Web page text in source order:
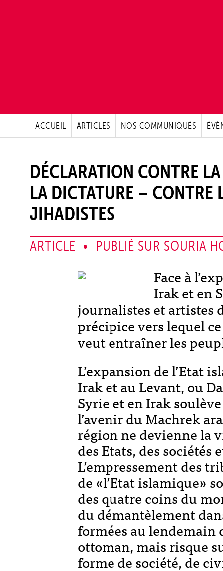
ACCUEIL ARTICLES NOS COMMUNIQUÉS
DÉCLARATION CONTRE
LA DICTATURE – CONTRE
JIHADISTES
ARTICLE • PUBLIÉ SUR SOURIA
Face à
Irak et en
journalistes et artistes
précipice vers lequel
veut entraîner les
L’expansion de l’Etat
Irak et au Levant, ou
Syrie et en Irak
l’avenir du Machrek
région ne devienne la
des Etats, des
L’empressement des
de «l’Etat islamique»
des quatre coins du
du démantèlement
formées au lendemain
ottoman, mais risque
forme de société, de